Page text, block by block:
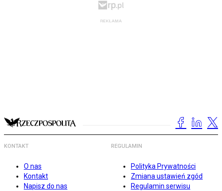
KONTAKT
O nas
Kontakt
Napisz do nas
REGULAMIN
Polityka Prywatności
Zmiana ustawień zgód
Regulamin serwisu